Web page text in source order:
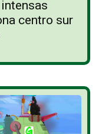
centro sur